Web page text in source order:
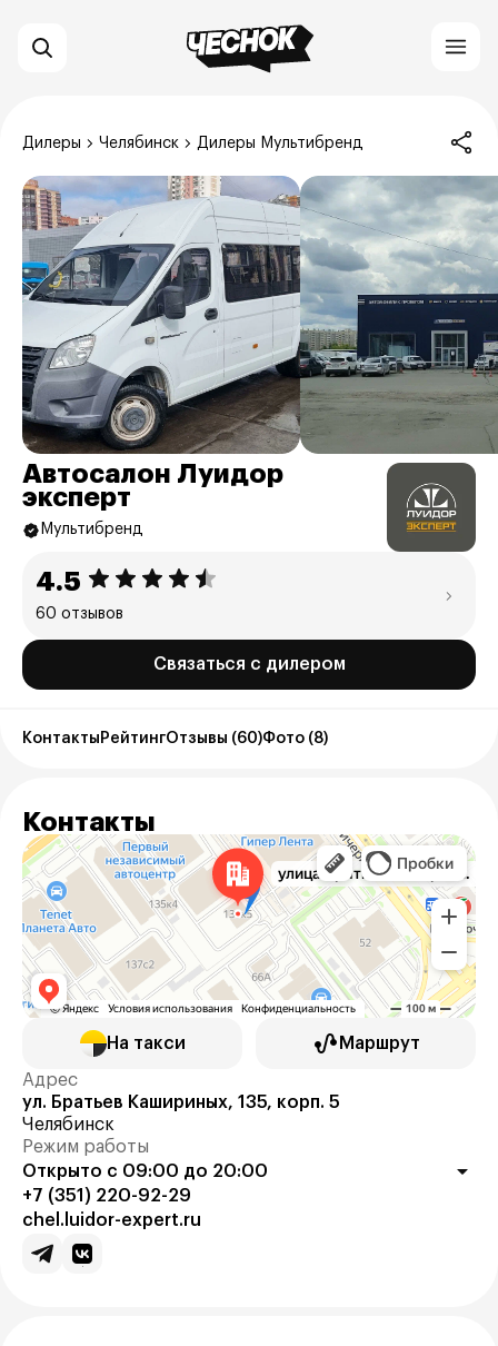
Дилеры Челябинск Дилеры Мультибренд
Автосалон Луидор
эксперт
Мультибренд
4.5
60 отзывов
Связаться с дилером
Контакты РейтингОтзывы (60)Фото (8)
Контакты
На такси Маршрут
Адрес
ул. Братьев Кашириных, 135, корп. 5
Челябинск
Режим работы
Открыто с 09:00 до 20:00
+7 (351) 220-92-29
chel.luidor-expert.ru